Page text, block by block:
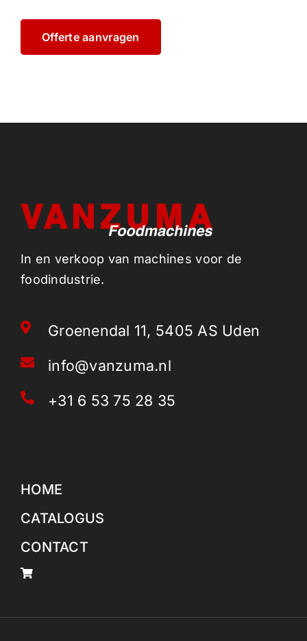
Offerte aanvragen
In en verkoop van machines voor de
foodindustrie.
Groenendal 11, 5405 AS Uden
info@vanzuma.nl
+31 6 53 75 28 35
HOME
CATALOGUS
CONTACT